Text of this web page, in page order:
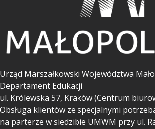
Urząd Marszałkowski Województwa
Departament Edukacji
ul. Królewska 57, Kraków (Centrum
Obsługa klientów ze specjalnymi
na parterze w siedzibie UMWM przy ul.